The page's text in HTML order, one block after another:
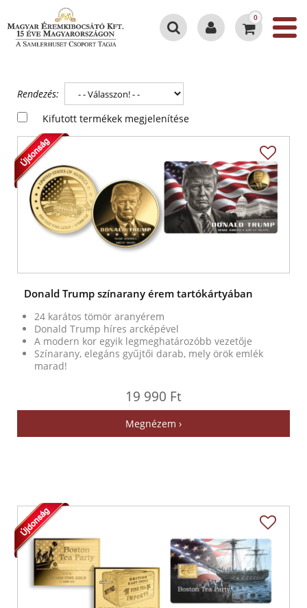
0
Rendezés:
Kifutott termékek megjelenítése
Donald Trump színarany érem tartókártyában
24 karátos tömör aranyérem
Donald Trump híres arcképével
A modern kor egyik legmeghatározóbb vezetője
Színarany, elegáns gyűjtői darab, mely örök emlék
marad!
19 990 Ft
Megnézem ›